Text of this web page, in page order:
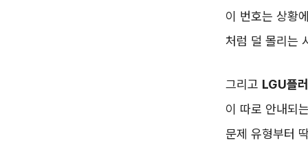
이 번호는 상황
처럼 덜 몰리는
그리고 LGU플
이 따로 안내되
문제 유형부터